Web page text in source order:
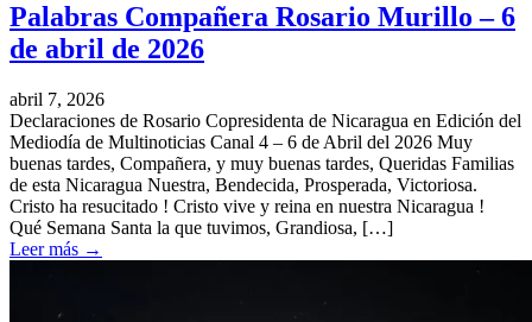
Palabras Compañera Rosario Murillo – 6
de abril de 2026
abril 7, 2026
Declaraciones de Rosario Copresidenta de Nicaragua en Edición del
Mediodía de Multinoticias Canal 4 – 6 de Abril del 2026 Muy
buenas tardes, Compañera, y muy buenas tardes, Queridas Familias
de esta Nicaragua Nuestra, Bendecida, Prosperada, Victoriosa.
Cristo ha resucitado ! Cristo vive y reina en nuestra Nicaragua !
Qué Semana Santa la que tuvimos, Grandiosa, […]
Leer más →